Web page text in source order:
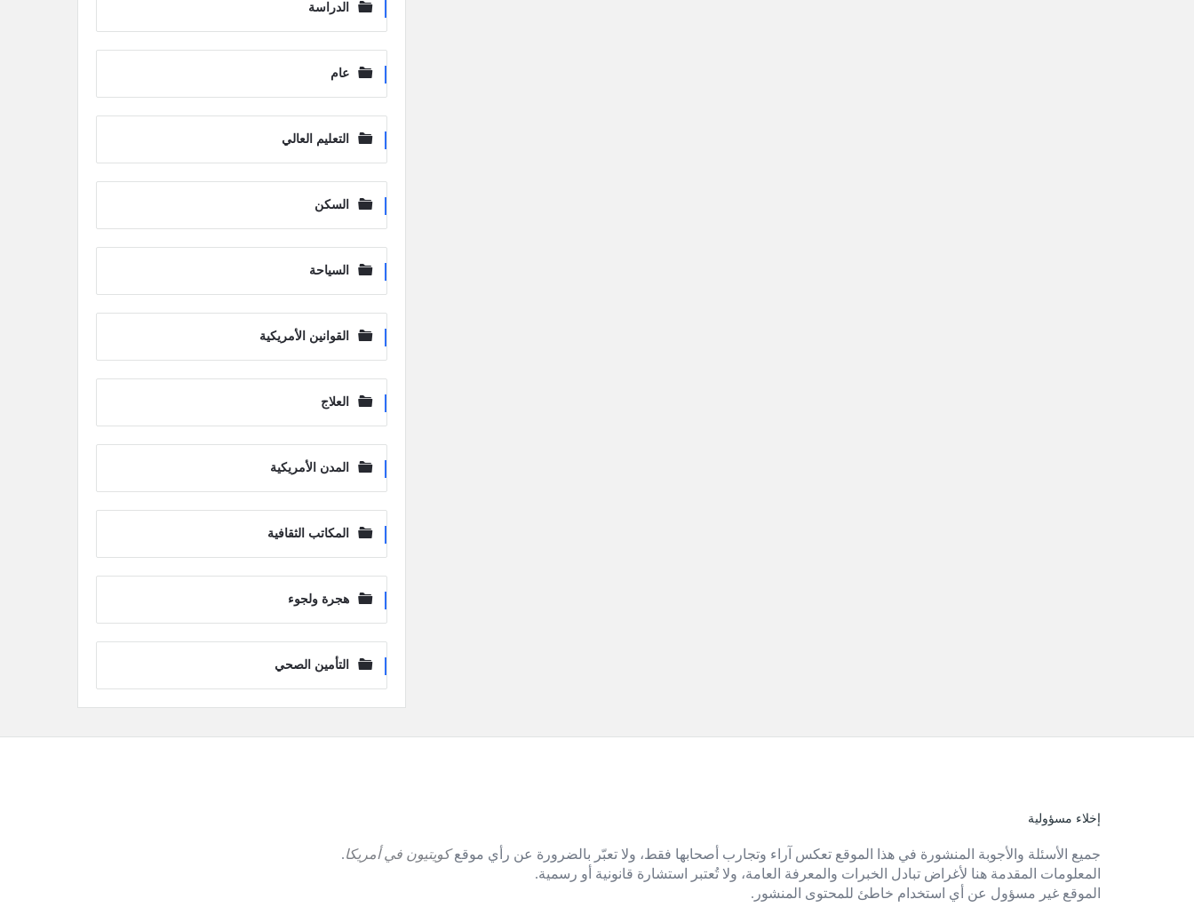
الدراسة
عام
التعليم العالي
السكن
السياحة
القوانين الأمريكية
العلاج
المدن الأمريكية
المكاتب الثقافية
هجرة ولجوء
التأمين الصحي
الفوترإخلاء مسؤولية
جميع الأسئلة والأجوبة المنشورة في هذا الموقع تعكس آراء وتجارب أصحابها فقط، ولا تعبّر بالضرورة عن رأي موقعكويتيون في أمريكا.
المعلومات المقدمة هنا لأغراض تبادل الخبرات والمعرفة العامة، ولا تُعتبر استشارة قانونية أو رسمية.
الموقع غير مسؤول عن أي استخدام خاطئ للمحتوى المنشور.